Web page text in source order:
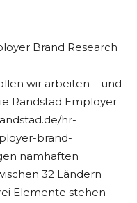
Brand Research
wir arbeiten – und
Randstad Employer
hr-
brand-
namhaften
32 Ländern
Elemente stehen